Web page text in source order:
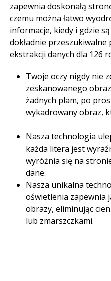
zapewnia doskonałą
czemu można łatwo
informacje, kiedy i gdzie
dokładnie przeszukiwalne
ekstrakcji danych dla 126
Twoje oczy nigdy nie
zeskanowanego
żadnych plam, po
wykadrowany obraz,
Nasza technologia
każda litera jest
wyróżnia się na
dane.​
Nasza unikalna
oświetlenia zapewnia
obrazy, eliminując
lub zmarszczkami.